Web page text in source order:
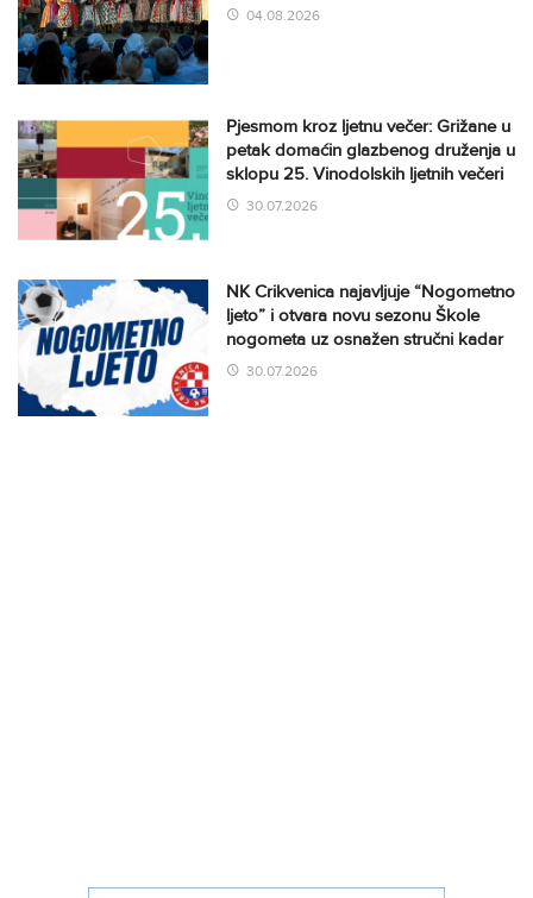
04.08.2026
Pjesmom kroz ljetnu večer: Grižane u
petak domaćin glazbenog druženja u
sklopu 25. Vinodolskih ljetnih večeri
30.07.2026
NK Crikvenica najavljuje “Nogometno
ljeto” i otvara novu sezonu Škole
nogometa uz osnažen stručni kadar
30.07.2026